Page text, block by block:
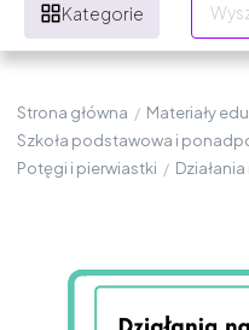
Kategorie
Strona główna / Materiały
Szkoła podstawowa i
Potęgi i pierwiastki /